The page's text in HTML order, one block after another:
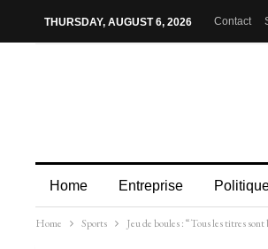
THURSDAY, AUGUST 6, 2026 Contact
Home Entreprise
Home Sports Jeu de boules : “Tous les titres